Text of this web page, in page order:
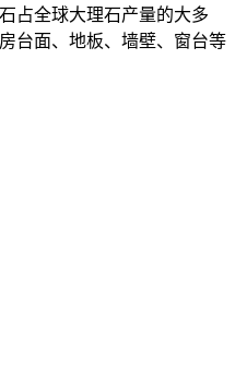
占全球大理石产量的大多
台面、地板、墙壁、窗台等